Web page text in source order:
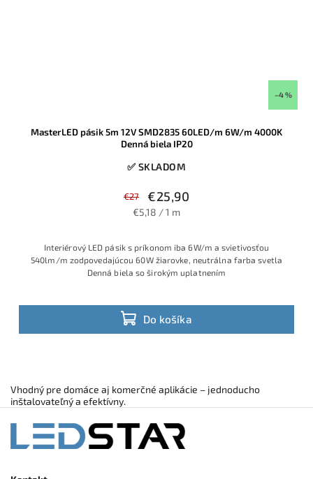
–4 %
MasterLED pásik 5m 12V SMD2835 60LED/m 6W/m 4000K
Denná biela IP20
✅ SKLADOM
€27 €25,90
€5,18 / 1 m
Do košíka
Interiérový LED pásik s príkonom iba 6W/m a svietivosťou
540lm/m zodpovedajúcou 60W žiarovke, neutrálna farba svetla
Denná biela so širokým uplatnením
Vhodný pre domáce aj komerčné aplikácie – jednoducho
inštalovateľný a efektívny.